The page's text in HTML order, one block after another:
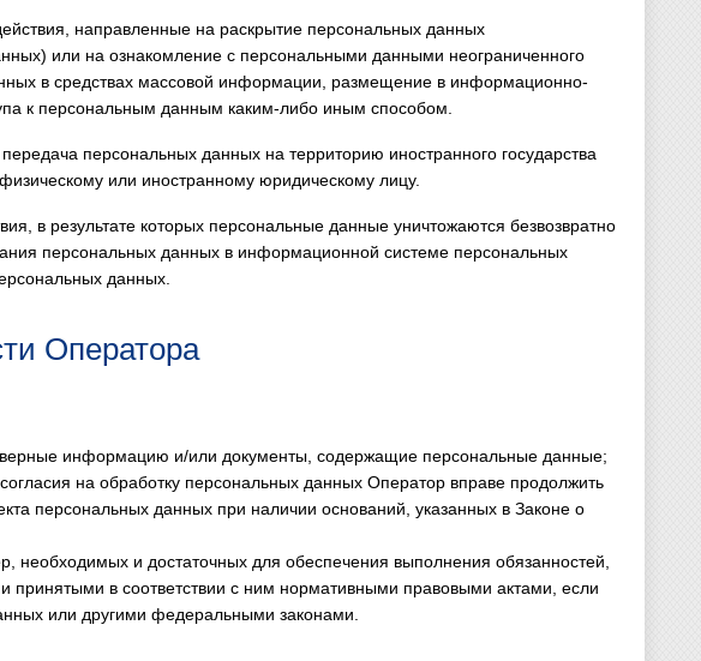
направленные на раскрытие персональных данных
или на ознакомление с персональными данными неограниченного
в средствах массовой информации, размещение в информационно-
к персональным данным каким-либо иным способом.
персональных данных на территорию иностранного государства
или иностранному юридическому лицу.
в результате которых персональные данные уничтожаются безвозвратно
персональных данных в информационной системе персональных
данных.
Оператора
информацию и/или документы, содержащие персональные данные;
на обработку персональных данных Оператор вправе продолжить
персональных данных при наличии оснований, указанных в Законе о
необходимых и достаточных для обеспечения выполнения обязанностей,
принятыми в соответствии с ним нормативными правовыми актами, если
или другими федеральными законами.